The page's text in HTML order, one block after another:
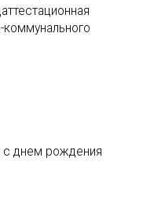
с днем рождения